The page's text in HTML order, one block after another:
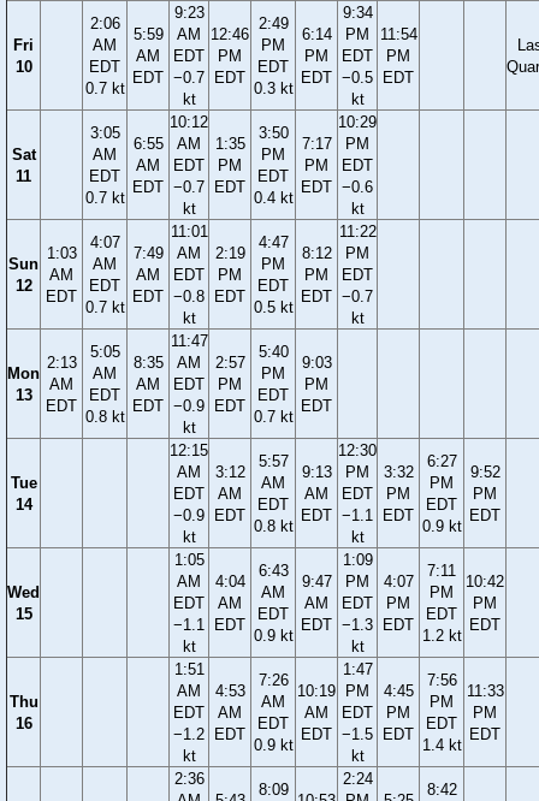
Fri
10
2:06
AM
EDT
0.7 kt
5:59
AM
EDT
9:23
AM
EDT
−0.7
kt
12:46
PM
EDT
2:49
PM
EDT
0.3 kt
6:14
PM
EDT
9:34
PM
EDT
−0.5
kt
11:54
PM
EDT
Sat
11
3:05
AM
EDT
0.7 kt
6:55
AM
EDT
10:12
AM
EDT
−0.7
kt
1:35
PM
EDT
3:50
PM
EDT
0.4 kt
7:17
PM
EDT
10:29
PM
EDT
−0.6
kt
Sun
12
1:03
AM
EDT
4:07
AM
EDT
0.7 kt
7:49
AM
EDT
11:01
AM
EDT
−0.8
kt
2:19
PM
EDT
4:47
PM
EDT
0.5 kt
8:12
PM
EDT
11:22
PM
EDT
−0.7
kt
Mon
13
2:13
AM
EDT
5:05
AM
EDT
0.8 kt
8:35
AM
EDT
11:47
AM
EDT
−0.9
kt
2:57
PM
EDT
5:40
PM
EDT
0.7 kt
9:03
PM
EDT
Tue
14
12:15
AM
EDT
−0.9
kt
3:12
AM
EDT
5:57
AM
EDT
0.8 kt
9:13
AM
EDT
12:30
PM
EDT
−1.1
kt
3:32
PM
EDT
6:27
PM
EDT
0.9 kt
9:52
PM
EDT
Wed
15
1:05
AM
EDT
−1.1
kt
4:04
AM
EDT
6:43
AM
EDT
0.9 kt
9:47
AM
EDT
1:09
PM
EDT
−1.3
kt
4:07
PM
EDT
7:11
PM
EDT
1.2 kt
10:42
PM
EDT
Thu
16
1:51
AM
EDT
−1.2
kt
4:53
AM
EDT
7:26
AM
EDT
0.9 kt
10:19
AM
EDT
1:47
PM
EDT
−1.5
kt
4:45
PM
EDT
7:56
PM
EDT
1.4 kt
11:33
PM
EDT
2:36
8:09
2:24
8:42